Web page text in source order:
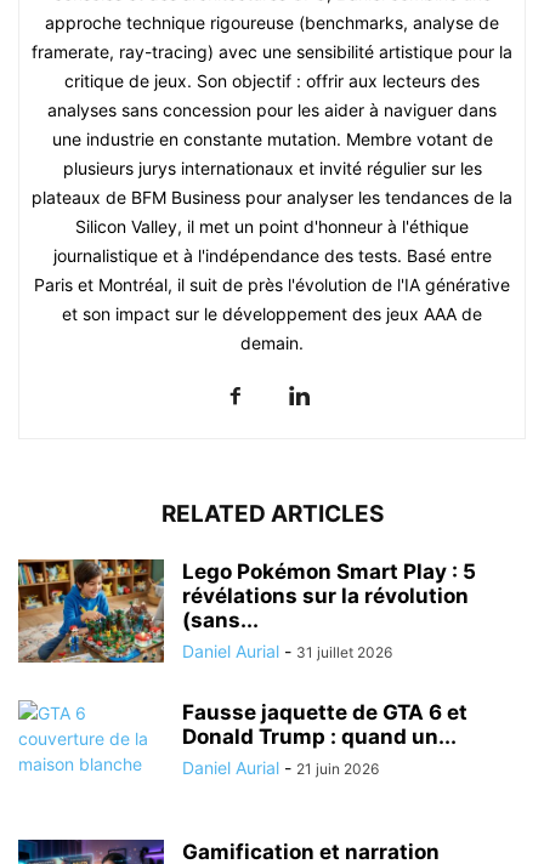
approche technique rigoureuse (benchmarks, analyse de
framerate, ray-tracing) avec une sensibilité artistique pour la
critique de jeux. Son objectif : offrir aux lecteurs des
analyses sans concession pour les aider à naviguer dans
une industrie en constante mutation. Membre votant de
plusieurs jurys internationaux et invité régulier sur les
plateaux de BFM Business pour analyser les tendances de la
Silicon Valley, il met un point d'honneur à l'éthique
journalistique et à l'indépendance des tests. Basé entre
Paris et Montréal, il suit de près l'évolution de l'IA générative
et son impact sur le développement des jeux AAA de
demain.
RELATED ARTICLES
Lego Pokémon Smart Play : 5
révélations sur la révolution
(sans...
Daniel Aurial - 31 juillet 2026
Fausse jaquette de GTA 6 et
Donald Trump : quand un...
Daniel Aurial - 21 juin 2026
Gamification et narration